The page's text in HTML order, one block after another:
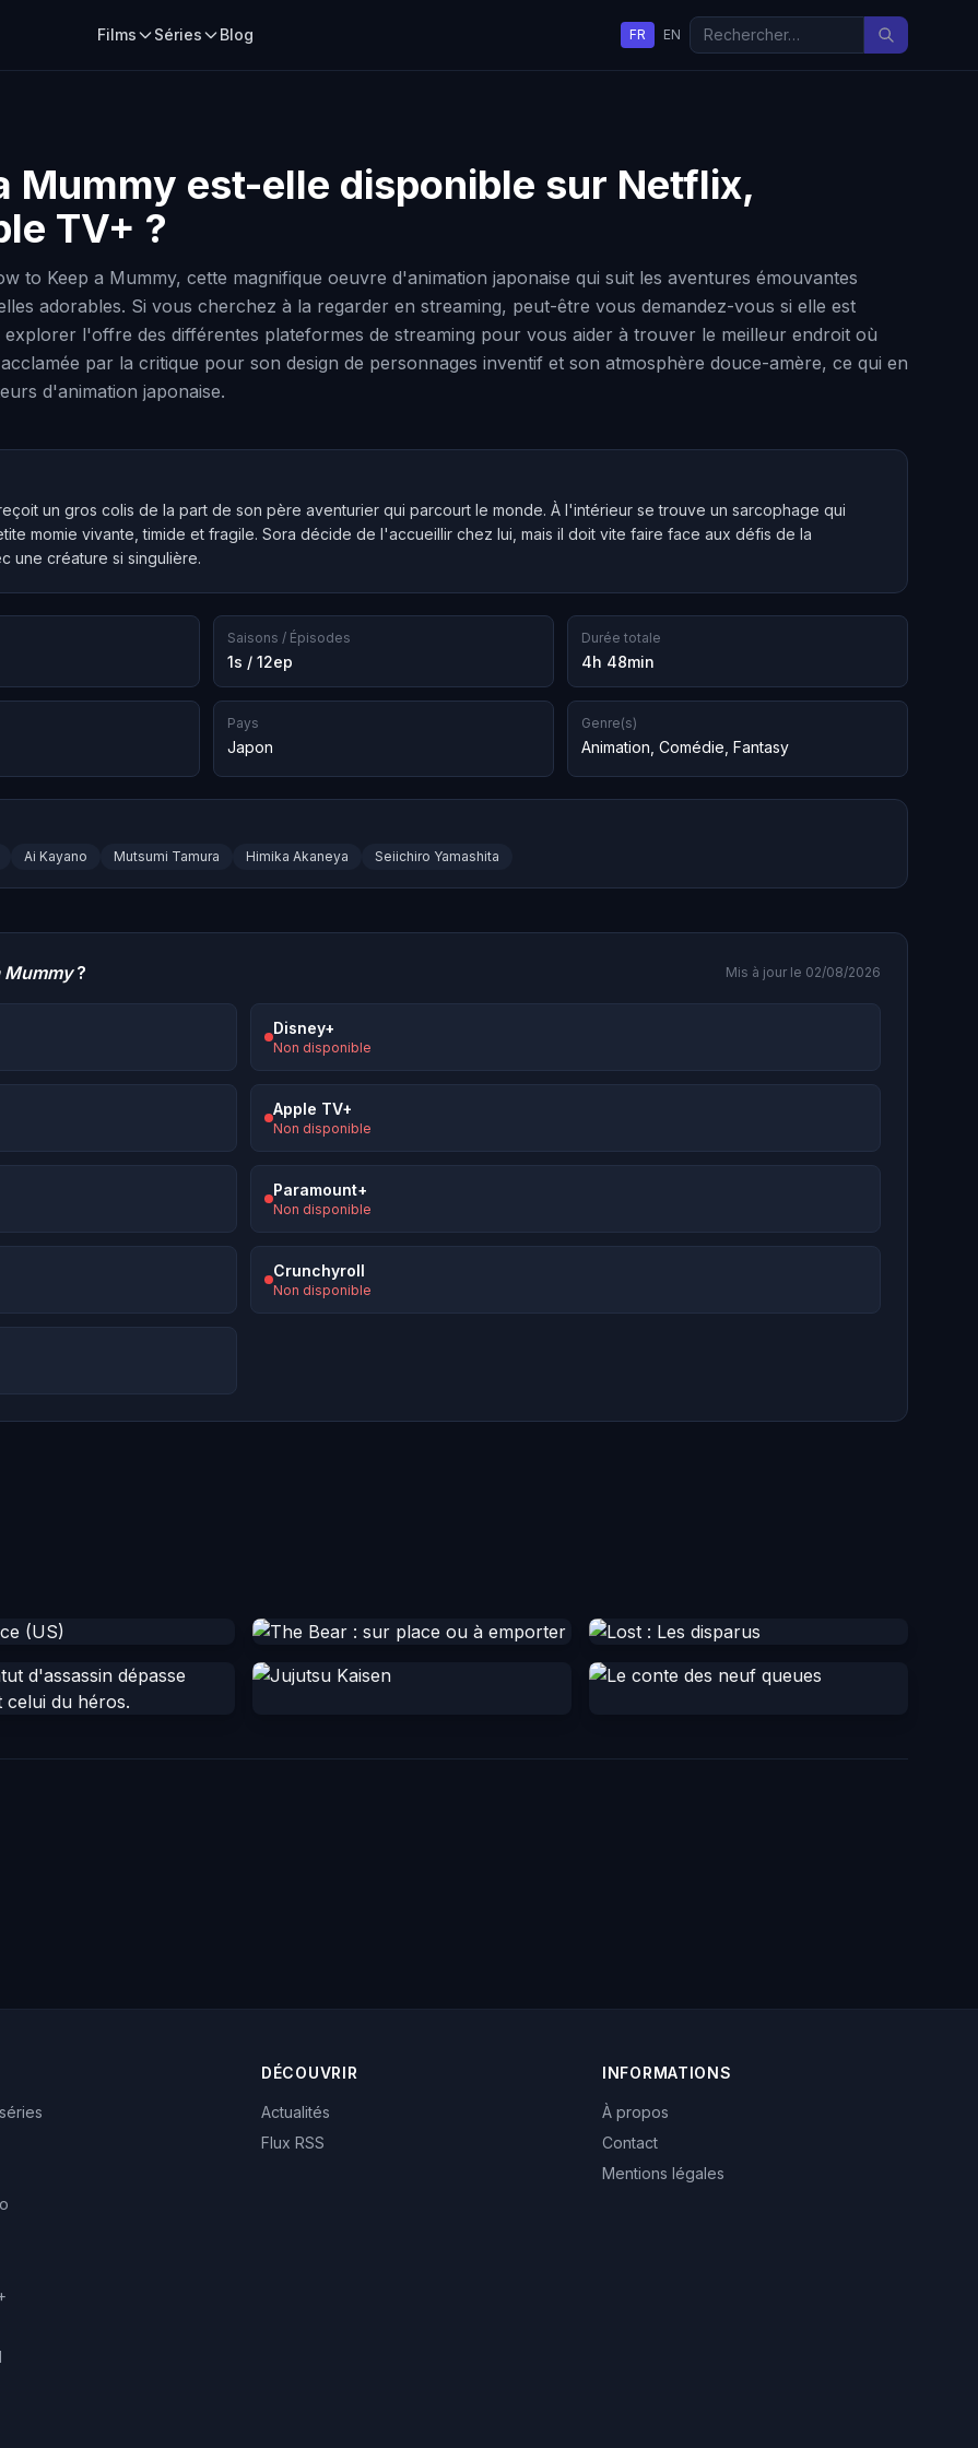
Films Séries Blog FR EN
Mummy est-elle disponible sur Netflix,
TV+ ?
to Keep a Mummy, cette magnifique oeuvre d'animation japonaise qui suit les aventures émouvantes
adorables. Si vous cherchez à la regarder en streaming, peut-être vous demandez-vous si elle est
l'offre des différentes plateformes de streaming pour vous aider à trouver le meilleur endroit où
par la critique pour son design de personnages inventif et son atmosphère douce-amère, ce qui en
d'animation japonaise.
un gros colis de la part de son père aventurier qui parcourt le monde. À l'intérieur se trouve un sarcophage qui
momie vivante, timide et fragile. Sora décide de l'accueillir chez lui, mais il doit vite faire face aux défis de la
une créature si singulière.
Saisons / Épisodes
1s / 12ep
Durée totale
4h 48min
Pays
Japon
Genre(s)
Animation Comédie Fantasy
Ai Kayano Mutsumi Tamura Himika Akaneya Seiichiro Yamashita
Mummy? Mis à jour le 02/08/2026
Disney+
Non disponible
Apple TV+
Non disponible
Paramount+
Non disponible
Crunchyroll
Non disponible
DÉCOUVRIR
Actualités
Flux RSS
INFORMATIONS
À propos
Contact
Mentions légales